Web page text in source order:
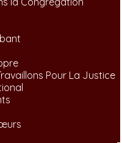
Pour La Justice